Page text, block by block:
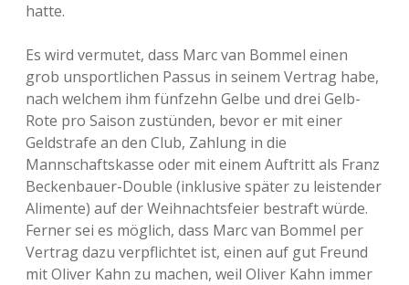
hatte.
Es wird vermutet, dass Marc van Bommel einen
grob unsportlichen Passus in seinem Vertrag habe,
nach welchem ihm fünfzehn Gelbe und drei Gelb-
Rote pro Saison zustünden, bevor er mit einer
Geldstrafe an den Club, Zahlung in die
Mannschaftskasse oder mit einem Auftritt als Franz
Beckenbauer-Double (inklusive später zu leistender
Alimente) auf der Weihnachtsfeier bestraft würde.
Ferner sei es möglich, dass Marc van Bommel per
Vertrag dazu verpflichtet ist, einen auf gut Freund
mit Oliver Kahn zu machen, weil Oliver Kahn immer